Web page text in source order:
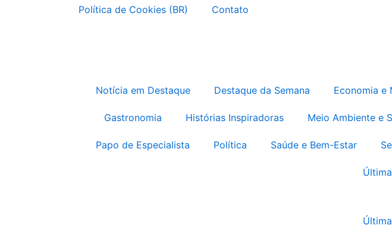
Política de Cookies (BR) Contato
Notícia em Destaque Destaque da Semana Economia e
Gastronomia Histórias Inspiradoras Meio Ambiente e
Papo de Especialista Política Saúde e Bem-Estar